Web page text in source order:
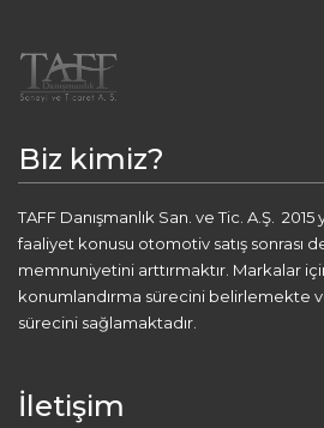
Biz kimiz?
TAFF Danışmanlık San. ve Tic. A.Ş.
faaliyet konusu otomotiv satış sonrası
memnuniyetini arttırmaktır. Markalar
konumlandırma sürecini belirlemekte
sürecini sağlamaktadır.
İletişim